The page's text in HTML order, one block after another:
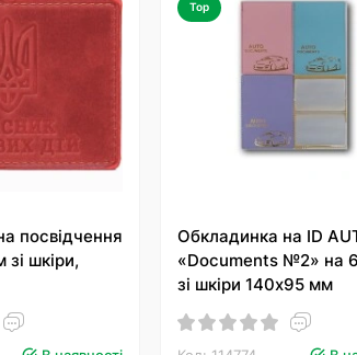
посвідчення
шкіри,
Top
Обкладинка на ID
«Documents №2» на
зі шкіри 140х95 мм